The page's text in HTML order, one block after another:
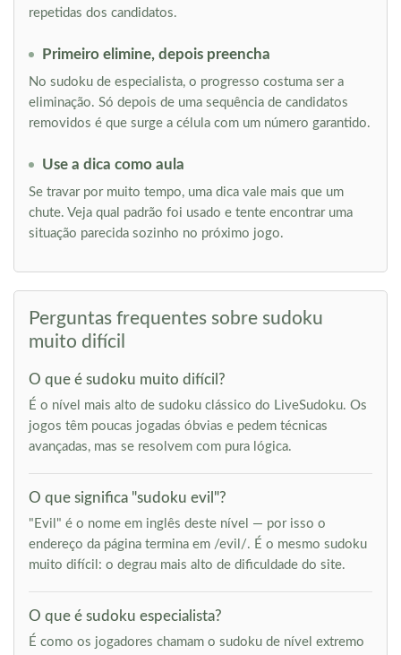
repetidas dos candidatos.
Primeiro elimine, depois preencha
No sudoku de especialista, o progresso costuma ser a
eliminação. Só depois de uma sequência de candidatos
removidos é que surge a célula com um número garantido.
Use a dica como aula
Se travar por muito tempo, uma dica vale mais que um
chute. Veja qual padrão foi usado e tente encontrar uma
situação parecida sozinho no próximo jogo.
Perguntas frequentes sobre sudoku
muito difícil
O que é sudoku muito difícil?
É o nível mais alto de sudoku clássico do LiveSudoku. Os
jogos têm poucas jogadas óbvias e pedem técnicas
avançadas, mas se resolvem com pura lógica.
O que significa "sudoku evil"?
"Evil" é o nome em inglês deste nível — por isso o
endereço da página termina em /evil/. É o mesmo sudoku
muito difícil: o degrau mais alto de dificuldade do site.
O que é sudoku especialista?
É como os jogadores chamam o sudoku de nível extremo